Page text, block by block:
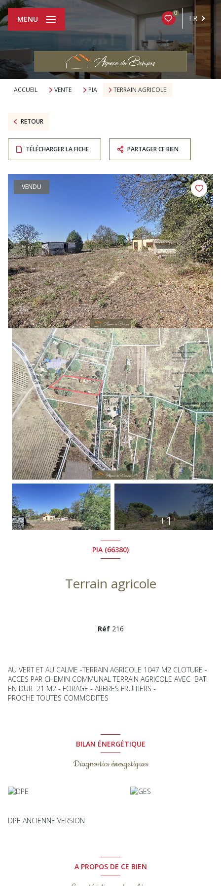
0
FR
MENU
ACCUEIL VENTE PIA TERRAIN AGRICOLE
RETOUR
TÉLÉCHARGER LA FICHE PARTAGER CE BIEN
VENDU
+1
PIA (66380)
Terrain agricole
Réf 216
AU VERT ET AU CALME -TERRAIN AGRICOLE 1047 M2 CLOTURE -
ACCES PAR CHEMIN COMMUNAL TERRAIN AGRICOLE AVEC BATI
EN DUR 21 M2 - FORAGE - ARBRES FRUITIERS -
PROCHE TOUTES COMMODITES
BILAN ÉNERGÉTIQUE
Diagnostics énergetiques
DPE ANCIENNE VERSION
A PROPOS DE CE BIEN